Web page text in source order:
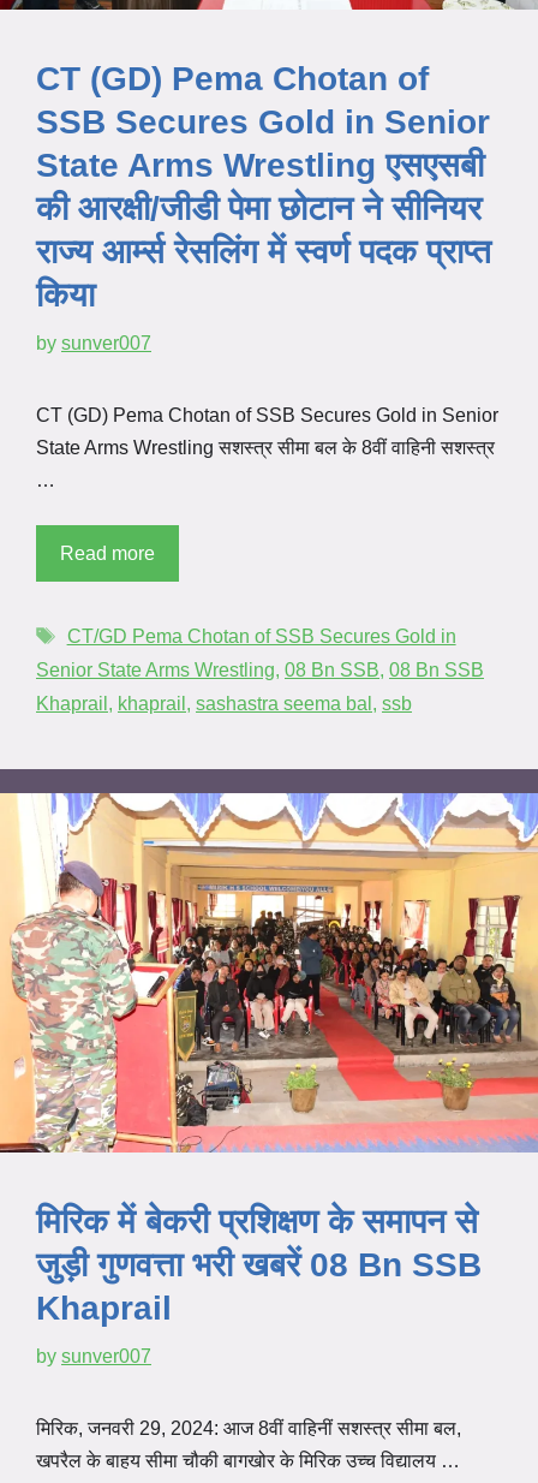
CT (GD) Pema Chotan of
SSB Secures Gold in Senior
State Arms Wrestling एसएसबी
की आरक्षी/जीडी पेमा छोटान ने सीनियर
राज्य आर्म्स रेसलिंग में स्वर्ण पदक प्राप्त
किया
by sunver007
CT (GD) Pema Chotan of SSB Secures Gold in Senior
State Arms Wrestling सशस्त्र सीमा बल के 8वीं वाहिनी सशस्त्र
…
Read more
CT/GD Pema Chotan of SSB Secures Gold in
Senior State Arms Wrestling, 08 Bn SSB, 08 Bn SSB
Khaprail , khaprail , sashastra seema bal , ssb
मिरिक में बेकरी प्रशिक्षण के समापन से
जुड़ी गुणवत्ता भरी खबरें 08 Bn SSB
Khaprail
by sunver007
मिरिक, जनवरी 29, 2024: आज 8वीं वाहिनीं सशस्त्र सीमा बल,
खपरैल के बाहय सीमा चौकी बागखोर के मिरिक उच्च विद्यालय …